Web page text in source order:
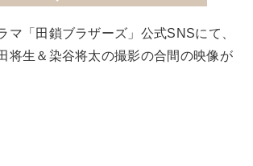
マ「田鎖ブラザーズ」公式SNSにて、
将生＆染谷将太の撮影の合間の映像が